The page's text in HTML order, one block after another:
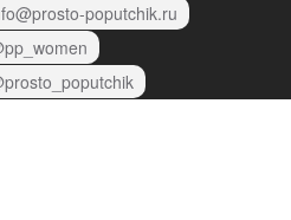
poputchik.ru